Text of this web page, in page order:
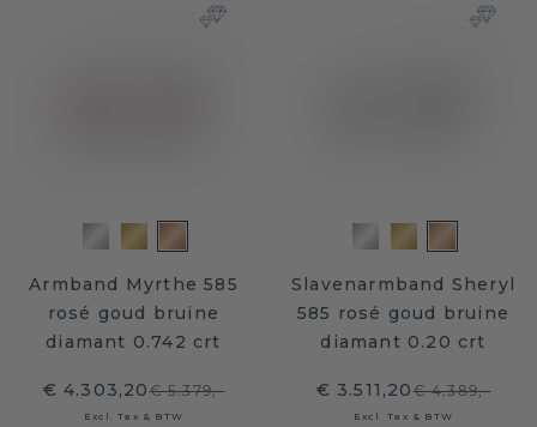
Armband Myrthe 585
rosé goud bruine
diamant 0.742 crt
€ 4.303,20€ 5.379,-
Excl. Tax & BTW
Slavenarmband Sheryl
585 rosé goud bruine
diamant 0.20 crt
€ 3.511,20€ 4.389,-
Excl. Tax & BTW